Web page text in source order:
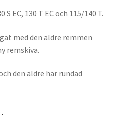
S EC, 130 T EC och 115/140 T.
med den äldre remmen
remskiva.
den äldre har rundad